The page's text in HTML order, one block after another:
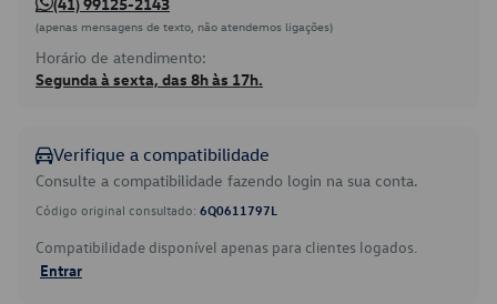
(apenas mensagens de texto, não atendemos ligações)
Horário de atendimento:
Segunda à sexta, das 8h às 17h.
Verifique a compatibilidade
Consulte a compatibilidade fazendo login na sua conta.
Código original consultado: 6Q0611797L
Compatibilidade disponível apenas para clientes logados.
Entrar